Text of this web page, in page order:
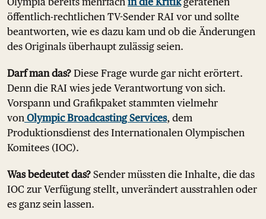
öffentlich-rechtlichen TV-Sender RAI vor und sollte
beantworten, wie es dazu kam und ob die Änderungen
des Originals überhaupt zulässig seien.
Darf man das? Diese Frage wurde gar nicht erörtert.
Denn die RAI wies jede Verantwortung von sich.
Vorspann und Grafikpaket stammten vielmehr
von Olympic Broadcasting Services, dem
Produktionsdienst des Internationalen Olympischen
Komitees (IOC).
Was bedeutet das? Sender müssten die Inhalte, die das
IOC zur Verfügung stellt, unverändert ausstrahlen oder
es ganz sein lassen.